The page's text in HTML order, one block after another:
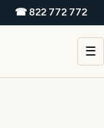
☎ 822 772 772
☰